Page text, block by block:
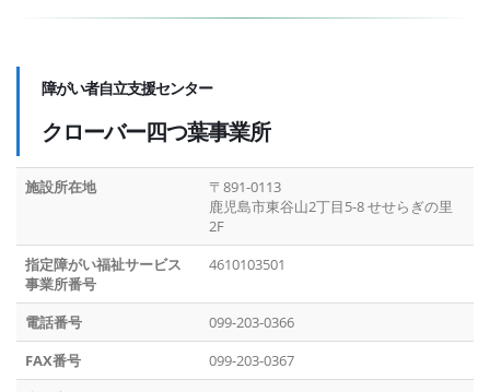
障がい者自立支援センター
クローバー四つ葉事業所
施設所在地
〒891-0113
鹿児島市東谷山2丁目5-8 せせらぎの里
2F
指定障がい福祉サービス
事業所番号
4610103501
電話番号
099-203-0366
FAX番号
099-203-0367